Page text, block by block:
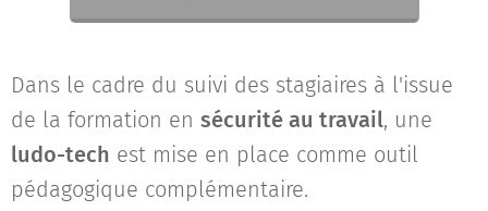
Dans le cadre du suivi des stagiaires à l'issue
de la formation en sécurité au travail, une
ludo-tech est mise en place comme outil
pédagogique complémentaire.